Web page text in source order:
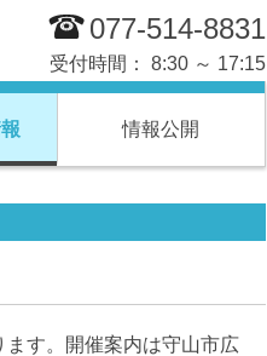
077-514-8831
受付時間： 8:30 ～ 17:15
情報公開
す。開催案内は守山市広